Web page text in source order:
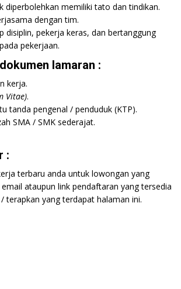
diperbolehkan memiliki tato dan tindikan.
dengan tim.
disiplin, pekerja keras, dan bertanggung
pekerjaan.
lamaran :
kerja.
Vitae).
tanda pengenal / penduduk (KTP).
SMA / SMK sederajat.
:
terbaru anda untuk lowongan yang
ataupun link pendaftaran yang tersedia
terapkan yang terdapat halaman ini.